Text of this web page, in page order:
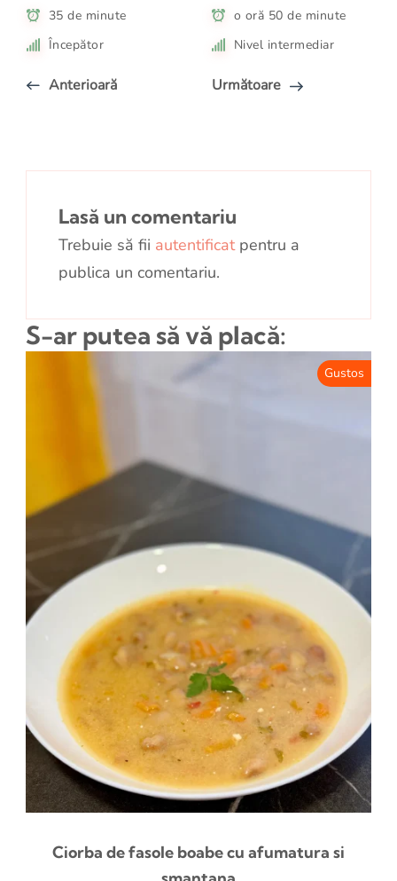
mic sau chiar cu focul oprit.
35 de minute
Începător
Anterioară
o oră 50 de minute
Nivel intermediar
Următoare
Lasă un comentariu
Trebuie să fii autentificatpentru a
publica un comentariu.
S-ar putea să vă placă:
Gustos
Ciorba de fasole boabe cu afumatura si